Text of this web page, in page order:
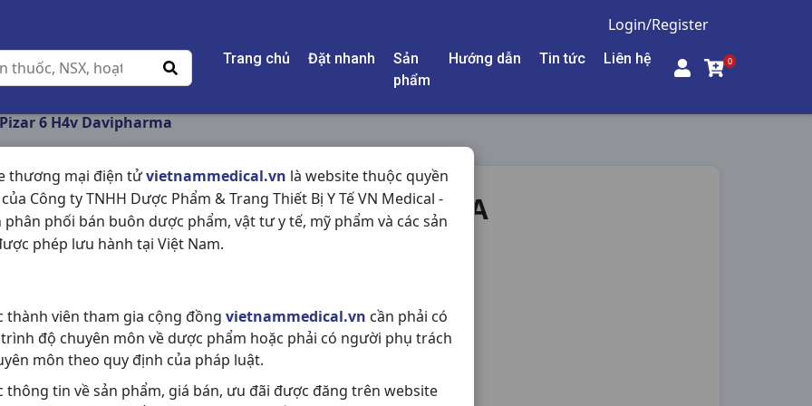
Login/Register
Trang chủ Đặt nhanh
Sản
phẩm
Hướng dẫn Tin tức Liên hệ 0
thương mại điện tửvietnammedical.vn là website thuộc quyền
Công ty TNHH Dược Phẩm & Trang Thiết Bị Y Tế VN Medical -
phân phối bán buôn dược phẩm, vật tư y tế, mỹ phẩm và các sản
phép lưu hành tại Việt Nam.
thành viên tham gia cộng đồng vietnammedical.vn cần phải có
độ chuyên môn về dược phẩm hoặc phải có người phụ trách
môn theo quy định của pháp luật.
thông tin về sản phẩm, giá bán, ưu đãi được đăng trên website
Pizar 6 H4v Davipharma
PIZAR 6 H4V DAVIPHARMA
NSX:Davipharma
Chia sẻ qua mạng xã hội: